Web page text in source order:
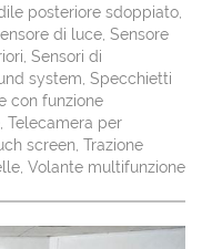
posteriore sdoppiato,
di luce, Sensore
Sensori di
system, Specchietti
con funzione
Telecamera per
screen, Trazione
Volante multifunzione